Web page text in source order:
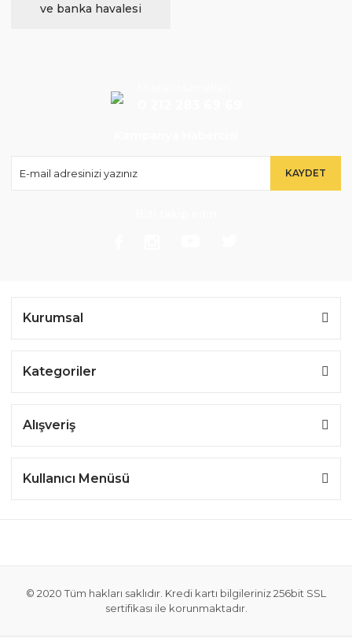
ve banka havalesi
KAYDET
Kurumsal
Kategoriler
Alışveriş
Kullanıcı Menüsü
© 2020 Tüm hakları saklıdır. Kredi kartı bilgileriniz 256bit SSL
sertifikası ile korunmaktadır.